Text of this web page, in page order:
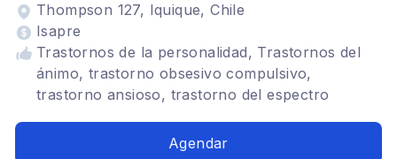
Thompson 127, Iquique, Chile
Isapre
Trastornos de la personalidad, Trastornos del
ánimo, trastorno obsesivo compulsivo,
trastorno ansioso, trastorno del espectro
Agendar